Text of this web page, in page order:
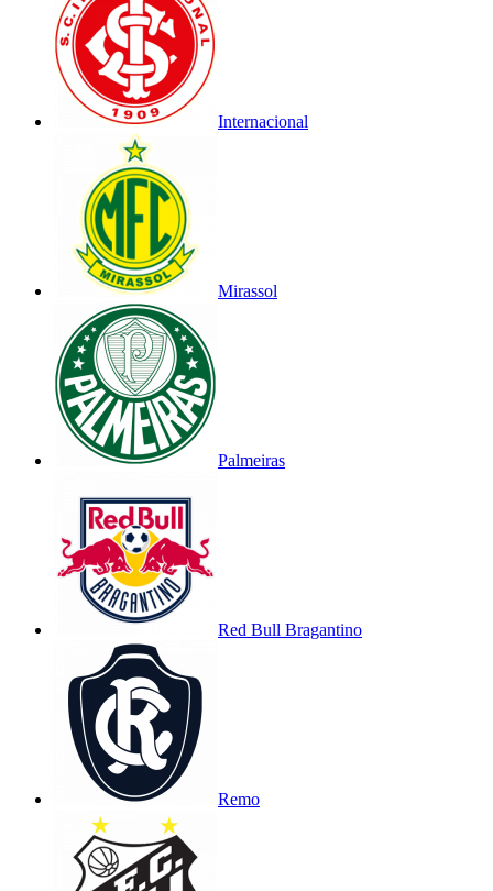
Internacional
Mirassol
Palmeiras
Red Bull Bragantino
Remo